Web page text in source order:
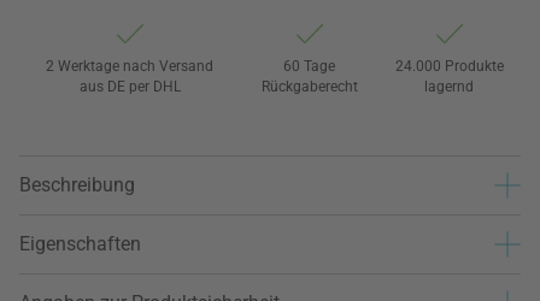
2 Werktage nach Versand
aus DE per DHL
60 Tage
Rückgaberecht
24.000 Produkte
lagernd
Beschreibung
Eigenschaften